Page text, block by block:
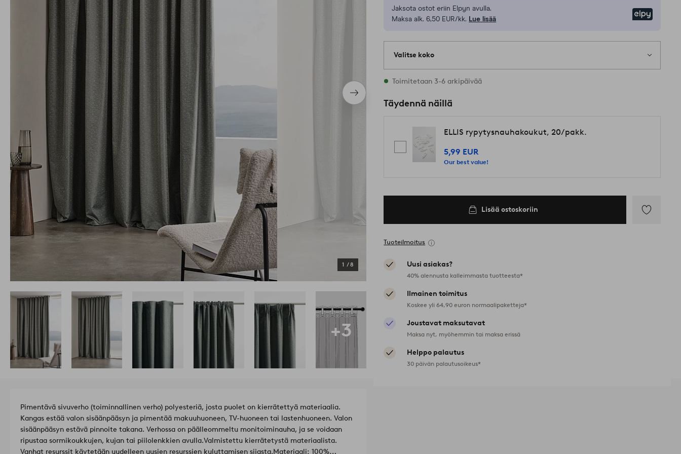
Seuraava
tuote
1 /8
Jaksota ostot eriin Elpyn avulla.
Maksa alk. 6,50 EUR/kk. Lue lisää
Valitse koko
2 varastossa olevat koot
Toimitetaan 3-6 arkipäivää
Täydennä näillä
ELLIS rypytysnauhakoukut, 20/pakk.
5,99 EUR
Our best value!
Lisää ostoskoriin
Tuoteilmoitus
Uusi asiakas?
40% alennusta kalleimmasta tuotteesta*
Ilmainen toimitus
Koskee yli 64,90 euron normaalipaketteja*
Joustavat maksutavat
Maksa nyt, myöhemmin tai maksa erissä
Helppo palautus
30 päivän palautusoikeus*
+3
Pimentävä sivuverho (toiminnallinen verho) polyesteriä, josta puolet on kierrätettyä materiaalia.
Kangas estää valon sisäänpääsyn ja pimentää makuuhuoneen, TV-huoneen tai lastenhuoneen. Valon
sisäänpääsyn estävä pinnoite takana. Verhossa on päälleommeltu monitoiminauha, ja se voidaan
ripustaa sormikoukkujen, kujan tai piilolenkkien avulla.Valmistettu kierrätetystä materiaalista.
Vanhat resurssit käytetään uudelleen uusien resurssien kuluttamisen sijasta.Materiaali: 100%